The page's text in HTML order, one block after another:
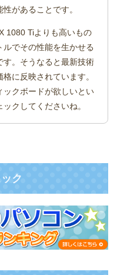
があることです。
1080 Tiよりも高いもの
ルでその性能を生かせる
す。そうなると最新技術
に反映されています。
ックボードが欲しいとい
クしてくださいね。
ク